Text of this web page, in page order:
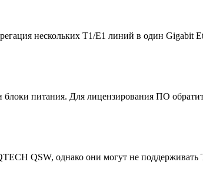
нескольких T1/E1 линий в один Gigabit
питания. Для лицензирования ПО
QSW, однако они могут не